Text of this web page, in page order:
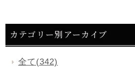
カテゴリー別アーカイブ
全て(342)